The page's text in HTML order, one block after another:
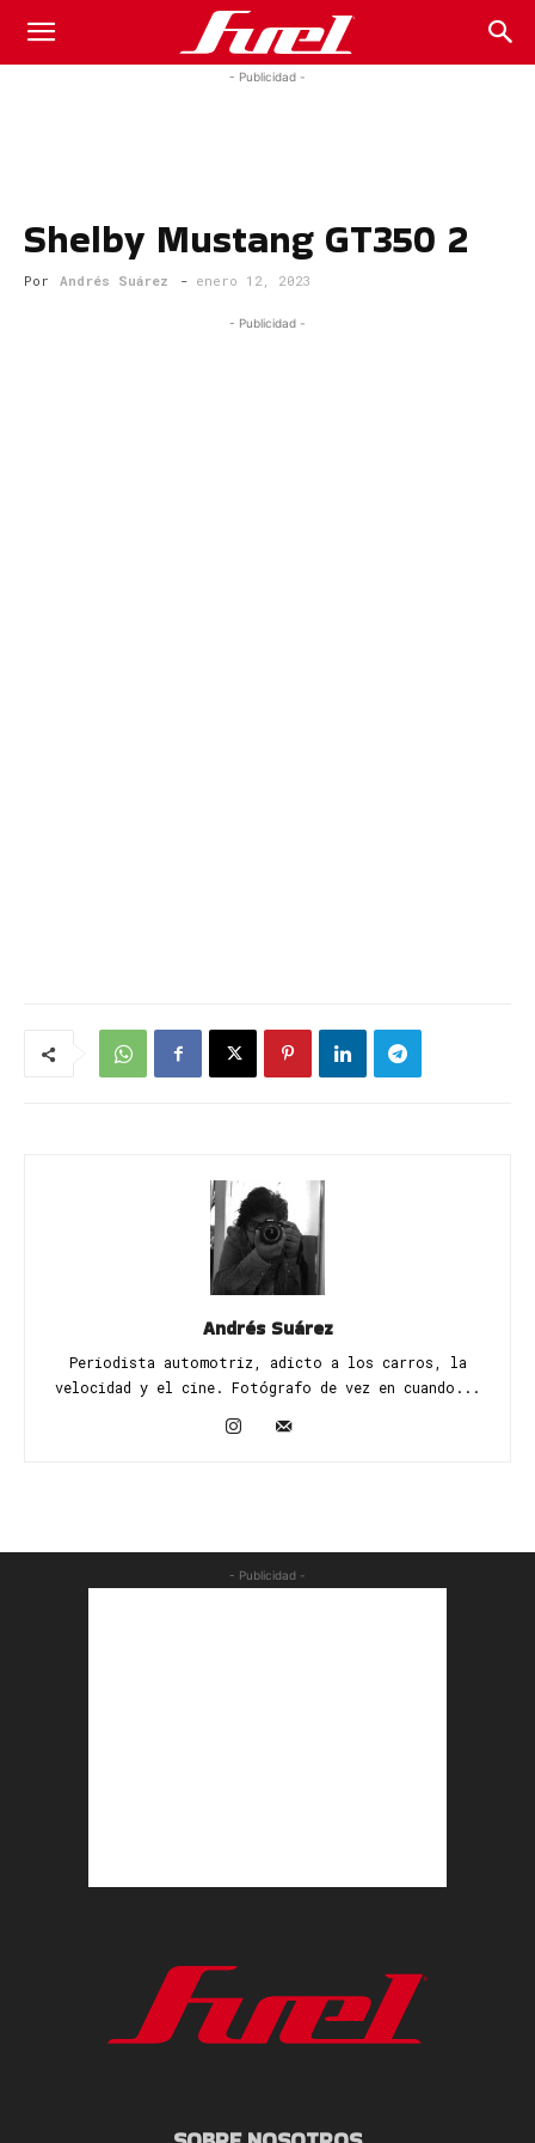
Fuel
Magazine
- Publicidad -
Shelby Mustang GT350 2
Por Andrés Suárez - enero 12, 2023
- Publicidad -
Andrés Suárez
Periodista automotriz, adicto a los carros, la
velocidad y el cine. Fotógrafo de vez en cuando...
- Publicidad -